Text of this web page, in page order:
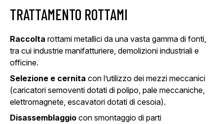
TRATTAMENTO ROTTAMI
Raccolta rottami metallici da una vasta gamma di fonti,
tra cui industrie manifatturiere, demolizioni industriali e
officine.
Selezione e cernita con l’utilizzo dei mezzi meccanici
(caricatori semoventi dotati di polipo, pale meccaniche,
elettromagnete, escavatori dotati di cesoia).
Disassemblaggio con smontaggio di parti